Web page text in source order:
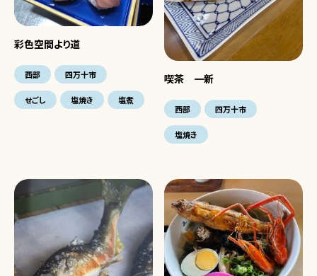
彩色空間より道
西部 四万十市
せごし 塩焼き 塩煮
喫茶 一新
西部 四万十市
塩焼き